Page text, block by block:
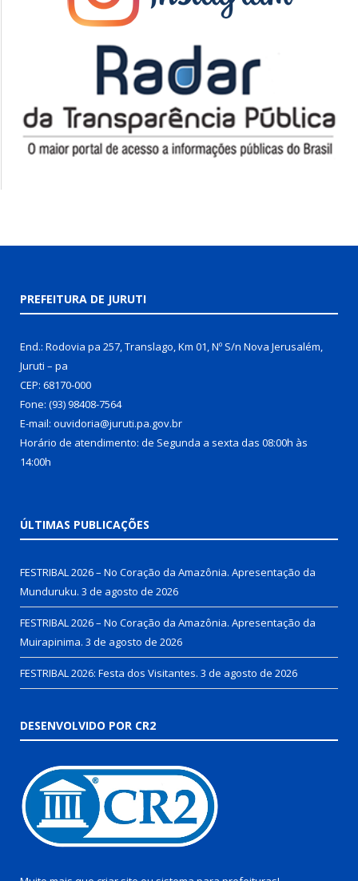
PREFEITURA DE JURUTI
End.: Rodovia pa 257, Translago, Km 01, Nº S/n Nova Jerusalém,
Juruti – pa
CEP: 68170-000
Fone: (93) 98408-7564
E-mail: ouvidoria@juruti.pa.gov.br
Horário de atendimento: de Segunda a sexta das 08:00h às
14:00h
ÚLTIMAS PUBLICAÇÕES
FESTRIBAL 2026 – No Coração da Amazônia. Apresentação da
Munduruku. 3 de agosto de 2026
FESTRIBAL 2026 – No Coração da Amazônia. Apresentação da
Muirapinima. 3 de agosto de 2026
FESTRIBAL 2026: Festa dos Visitantes. 3 de agosto de 2026
DESENVOLVIDO POR CR2